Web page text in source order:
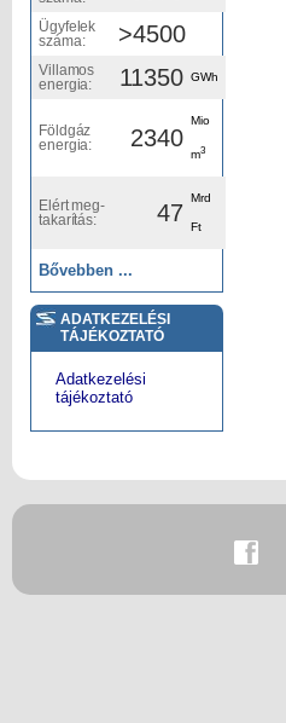
Ügyfelek
száma:
>4500
Villamos
energia:
11350 GWh
Földgáz
energia:
2340
Mio
m3
Elért meg-
takarítás:
47
Mrd
Ft
Bővebben ...
ADATKEZELÉSI
TÁJÉKOZTATÓ
Adatkezelési
tájékoztató